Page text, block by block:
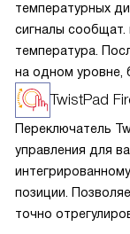
температурных
сигналы сообщат.
температура.
на одном уровне,
а пригорание
TwistPad
Переключатель
управления для
позиции.
точно